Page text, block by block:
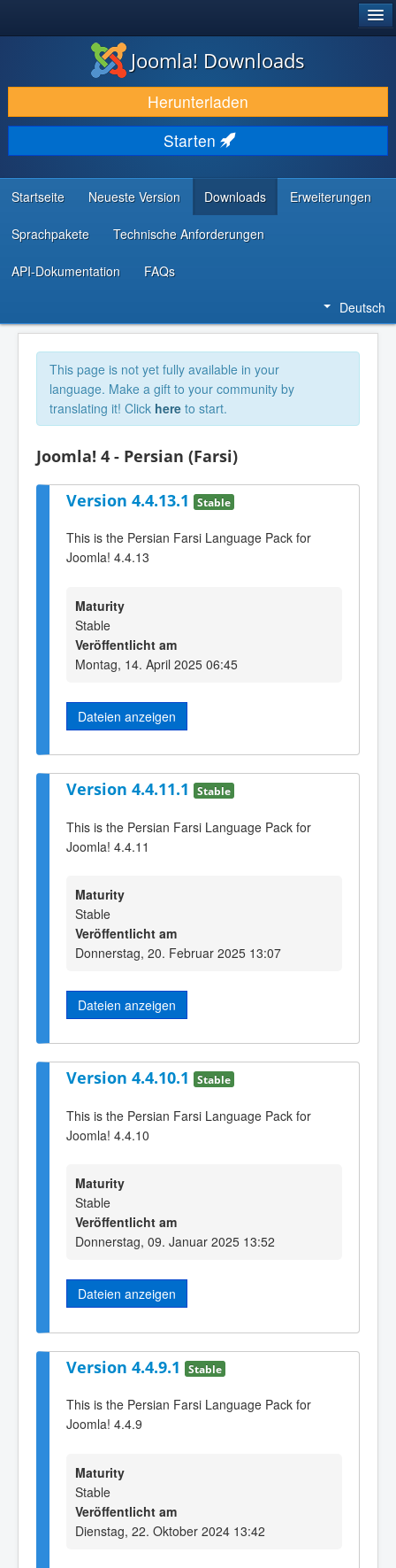
DOWNLOAD & ERWEITERN
ENTDECKEN & LERNEN
COMMUNITY & SUPPORT
RESSOURCEN FÜR ENTWICKLER
Joomla! Downloads
Herunterladen
Starten
Startseite Neueste Version Downloads Erweiterungen
Sprachpakete Technische Anforderungen
API-Dokumentation FAQs
Deutsch
This page is not yet fully available in your
language. Make a gift to your community by
translating it! Click here to start.
Joomla! 4 - Persian (Farsi)
Version 4.4.13.1 Stable
This is the Persian Farsi Language Pack for
Joomla! 4.4.13
Maturity
Stable
Veröffentlicht am
Montag, 14. April 2025 06:45
Dateien anzeigen
Version 4.4.11.1 Stable
This is the Persian Farsi Language Pack for
Joomla! 4.4.11
Maturity
Stable
Veröffentlicht am
Donnerstag, 20. Februar 2025 13:07
Dateien anzeigen
Version 4.4.10.1 Stable
This is the Persian Farsi Language Pack for
Joomla! 4.4.10
Maturity
Stable
Veröffentlicht am
Donnerstag, 09. Januar 2025 13:52
Dateien anzeigen
Version 4.4.9.1 Stable
This is the Persian Farsi Language Pack for
Joomla! 4.4.9
Maturity
Stable
Veröffentlicht am
Dienstag, 22. Oktober 2024 13:42